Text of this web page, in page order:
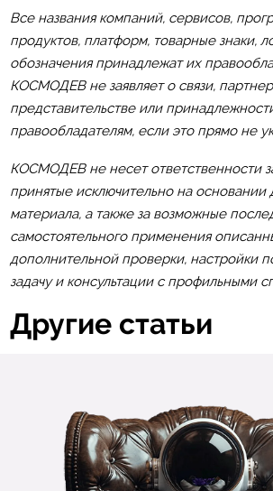
Все названия компаний, сервисов,
продуктов, платформ, товарные знаки,
обозначения принадлежат их
КОСМОДЕВ не заявляет о связи,
представительстве или
правообладателям, если это прямо не
КОСМОДЕВ не несет ответственности
принятые исключительно на основании
материала, а также за возможные
самостоятельного применения
дополнительной проверки, настройки
задачу и консультации с профильными
Другие статьи